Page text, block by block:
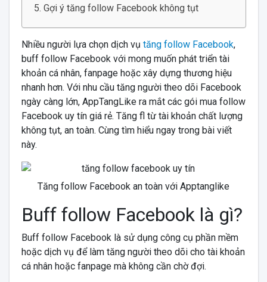
Gợi ý tăng follow Facebook không tụt
Nhiều người lựa chọn dịch vụ tăng follow Facebook,
buff follow Facebook với mong muốn phát triển tài
khoản cá nhân, fanpage hoặc xây dựng thương hiệu
nhanh hơn. Với nhu cầu tăng người theo dõi Facebook
ngày càng lớn,AppTangLike ra mắt các gói mua follow
Facebook uy tín giá rẻ. Tăng fl từ tài khoản chất lượng
không tụt, an toàn. Cùng tìm hiểu ngay trong bài viết
này.
Tăng follow Facebook an toàn với Apptanglike
Buff follow Facebook là gì?
Buff follow Facebook là sử dụng công cụ phần mềm
hoặc dịch vụ để làm tăng người theo dõi cho tài khoản
cá nhân hoặc fanpage mà không cần chờ đợi.